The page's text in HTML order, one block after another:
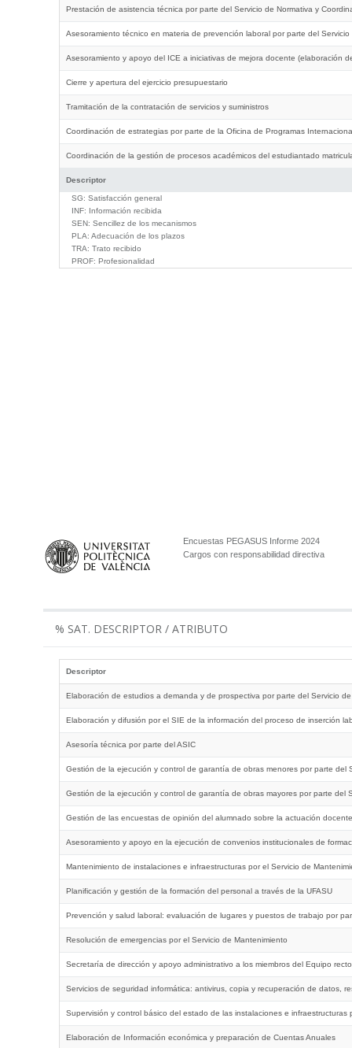
Descriptor
Prestación de asistencia técnica por parte del Servicio de Normativa y
Asesoramiento técnico en materia de prevención laboral por parte del
Asesoramiento y apoyo del ICE a iniciativas de mejora docente (elaboración
Cierre y apertura del ejercicio presupuestario
Tramitación de la contratación de servicios y suministros
Coordinación de estrategias por parte de la Oficina de Programas
Coordinación de la gestión de procesos académicos del estudiantado
SG: Satisfacción general
INF: Información recibida
SEN: Sencillez de los mecanismos
PLA: Adecuación de los plazos
TRA: Trato recibido
PROF: Profesionalidad
Encuestas PEGASUS Informe 2024
Cargos con responsabilidad directiva
% SAT. DESCRIPTOR / ATRIBUTO
Descriptor
Elaboración de estudios a demanda y de prospectiva por parte del Servicio
Elaboración y difusión por el SIE de la información del proceso de inserción
Asesoría técnica por parte del ASIC
Gestión de la ejecución y control de garantía de obras menores por parte del
Gestión de la ejecución y control de garantía de obras mayores por parte del
Gestión de las encuestas de opinión del alumnado sobre la actuación
Asesoramiento y apoyo en la ejecución de convenios institucionales de
Mantenimiento de instalaciones e infraestructuras por el Servicio de
Planificación y gestión de la formación del personal a través de la UFASU
Prevención y salud laboral: evaluación de lugares y puestos de trabajo por
Resolución de emergencias por el Servicio de Mantenimiento
Secretaría de dirección y apoyo administrativo a los miembros del Equipo
Servicios de seguridad informática: antivirus, copia y recuperación de datos,
Supervisión y control básico del estado de las instalaciones e
Elaboración de Información económica y preparación de Cuentas Anuales